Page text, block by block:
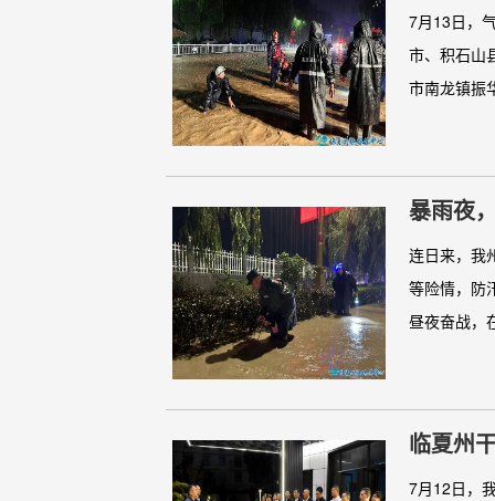
7月13日，
市、积石山
市南龙镇振
暴雨夜
连日来，我
等险情，防
昼夜奋战，
临夏州
7月12日，